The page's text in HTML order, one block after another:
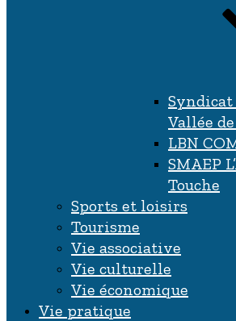
Vallée
LBN
SMAEP
Touche
Sports et loisirs
Tourisme
Vie associative
Vie culturelle
Vie économique
Vie pratique